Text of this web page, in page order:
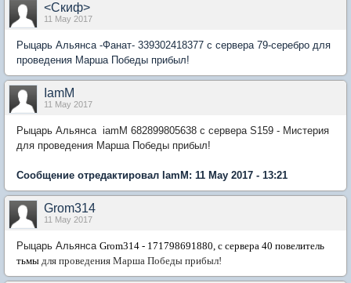
<Скиф>
11 May 2017
Рыцарь Альянса -Фанат- 339302418377 с сервера 79-серебро для
проведения Марша Победы прибыл!
IamM
11 May 2017
Рыцарь Альянса iamM 682899805638 с сервера S159 - Мистерия
для проведения Марша Победы прибыл!
Сообщение отредактировал IamM: 11 May 2017 - 13:21
Grom314
11 May 2017
Рыцарь Альянса Grom314 - 171798691880, с сервера 40 повелитель
тьмы для проведения Марша Победы прибыл!